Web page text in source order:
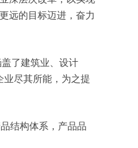
远的目标迈进，奋力
了建筑业、设计
业尽其所能，为之提
结构体系，产品品